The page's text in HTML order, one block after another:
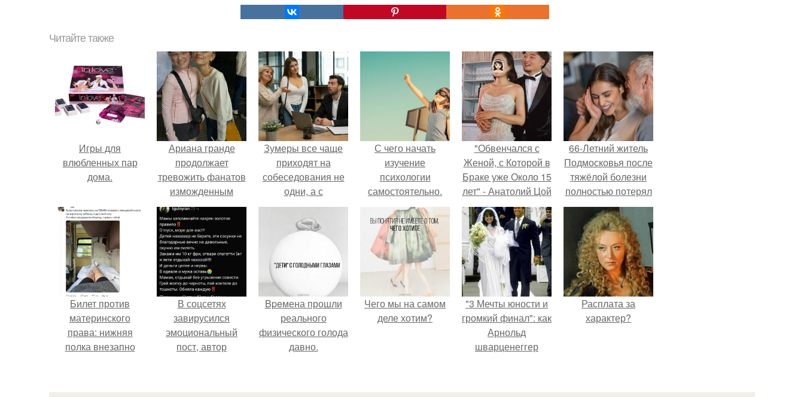
Читайте также
Игры для
влюбленных пар
дома.
Ариана гранде
продолжает
тревожить фанатов
изможденным
Видом.
Зумеры все чаще
приходят на
собеседования не
одни, а с
родителями,
жалуются эйчары.
С чего начать
изучение
психологии
самостоятельно.
«Психология
человека» от
4BRAIN
"Обвенчался с
Женой, с Которой в
Браке уже Около 15
лет" - Анатолий Цой
удивил
поклонников
"тайной свадьбой".
66-Летний житель
Подмосковья после
тяжёлой болезни
полностью потерял
потенцию, но
решил
восстановить
интимную жизнь с
молодой супругой,
пишут СМИ.
Билет против
материнского
права: нижняя
полка внезапно
В соцсетях
завирусился
эмоциональный
пост, автор
без детей и не
Bpeмена прошли
реального
физического голода
давно.
Чего мы на самом
деле хотим?
"3 Мечты юности и
громкий финал": как
Арнольд
шварценеггер
Кеннеди.
Расплата за
характер?